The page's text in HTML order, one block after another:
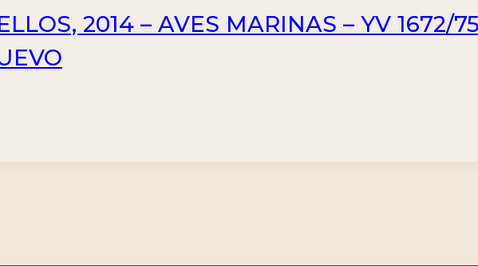
2014 – AVES MARINAS – YV 1672/